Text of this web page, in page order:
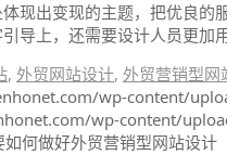
现出变现的主题，把优良
导上，还需要设计人员更加
, 外贸网站设计, 外贸营销型网
wp-content/
wp-content/
如何做好外贸营销型网站设计